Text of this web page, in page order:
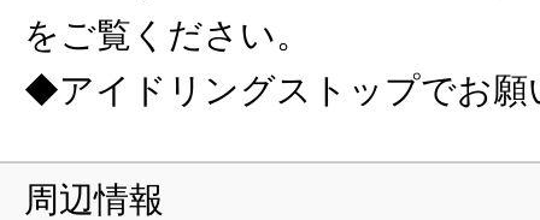
をご覧ください。
◆アイドリングストップでお願
周辺情報